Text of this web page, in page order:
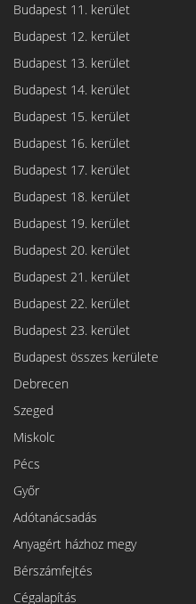
Budapest 11. kerület
Budapest 12. kerület
Budapest 13. kerület
Budapest 14. kerület
Budapest 15. kerület
Budapest 16. kerület
Budapest 17. kerület
Budapest 18. kerület
Budapest 19. kerület
Budapest 20. kerület
Budapest 21. kerület
Budapest 22. kerület
Budapest 23. kerület
Budapest összes kerülete
Debrecen
Szeged
Miskolc
Pécs
Győr
Adótanácsadás
Anyagért házhoz megy
Bérszámfejtés
Cégalapítás